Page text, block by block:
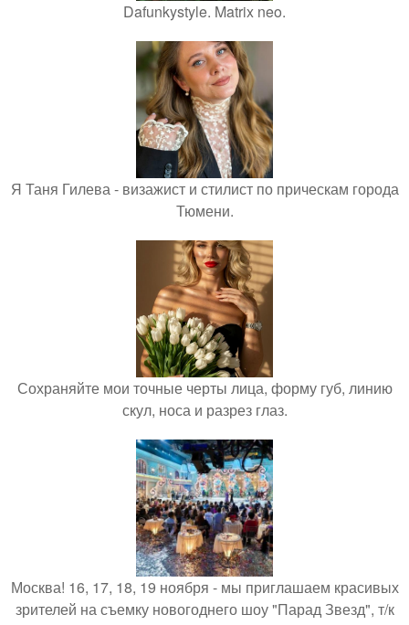
Dafunkystyle. Matrix neo.
Я Таня Гилева - визажист и стилист по прическам города
Тюмени.
Сохраняйте мои точные черты лица, форму губ, линию
скул, носа и разрез глаз.
Москва! 16, 17, 18, 19 ноября - мы приглашаем красивых
зрителей на съемку новогоднего шоу "Парад Звезд", т/к